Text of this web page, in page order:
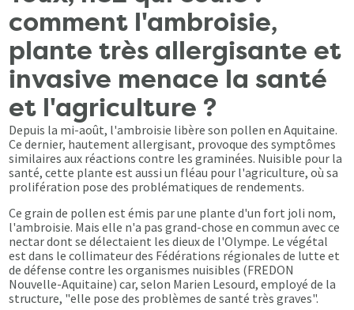
comment l'ambroisie,
plante très allergisante et
invasive menace la santé
et l'agriculture ?
Depuis la mi-août, l'ambroisie libère son pollen en Aquitaine.
Ce dernier, hautement allergisant, provoque des symptômes
similaires aux réactions contre les graminées. Nuisible pour la
santé, cette plante est aussi un fléau pour l'agriculture, où sa
prolifération pose des problématiques de rendements.
Ce grain de pollen est émis par une plante d'un fort joli nom,
l'ambroisie. Mais elle n'a pas grand-chose en commun avec ce
nectar dont se délectaient les dieux de l'Olympe. Le végétal
est dans le collimateur des Fédérations régionales de lutte et
de défense contre les organismes nuisibles (FREDON
Nouvelle-Aquitaine) car, selon Marien Lesourd, employé de la
structure, "elle pose des problèmes de santé très graves".